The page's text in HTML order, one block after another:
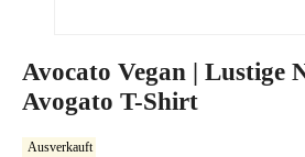
Avocato Vegan | Lustige
Avogato T-Shirt
Ausverkauft